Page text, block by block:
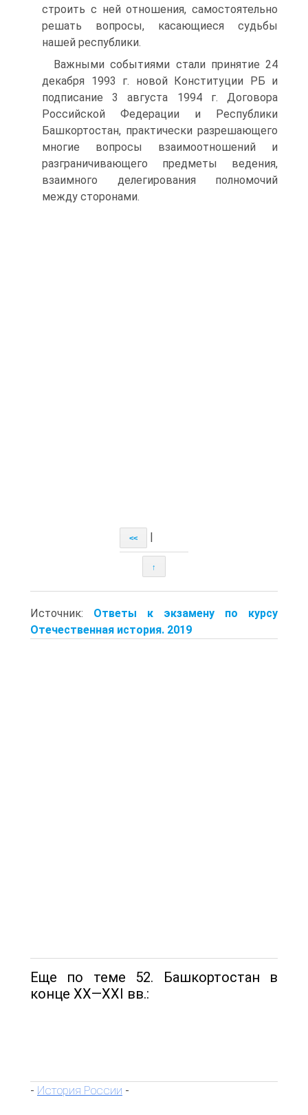
строить с ней отношения, самостоя­тельно
решать вопросы, касающиеся судьбы
нашей республики.
Важными событиями стали принятие 24
декабря 1993 г. новой Конституции РБ и
подписание 3 августа 1994 г. Договора
Россий­ской Федерации и Республики
Башкортостан, практически разре­шающего
многие вопросы взаимоотношений и
разграничивающего предметы ведения,
взаимного делегирования полномочий
между сторонами.
<<
↑
Источник: Ответы к экзамену по курсу
Отечественная история. 2019
Еще по теме 52. Башкортостан в
конце XX—XXI вв.:
- История России -